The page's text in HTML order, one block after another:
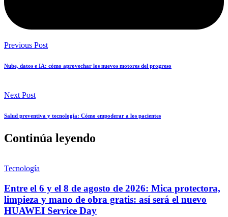
Previous Post
Nube, datos e IA: cómo aprovechar los nuevos motores del progreso
Next Post
Salud preventiva y tecnología: Cómo empoderar a los pacientes
Continúa leyendo
Tecnología
Entre el 6 y el 8 de agosto de 2026: Mica protectora,
limpieza y mano de obra gratis: así será el nuevo
HUAWEI Service Day